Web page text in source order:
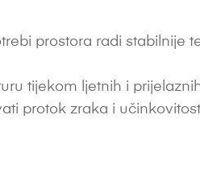
prostora radi stabilnije
tijekom ljetnih i
protok zraka i